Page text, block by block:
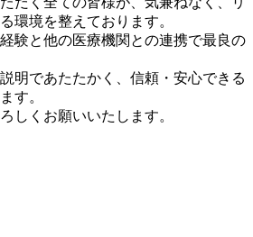
環境を整えております。
験と他の医療機関との連携で最良の
明であたたかく、信頼・安心できる
す。
しくお願いいたします。